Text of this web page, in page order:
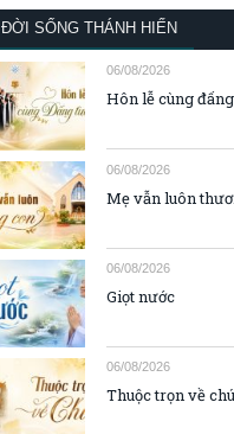
ĐỜI SỐNG THÁNH HIẾN
06/08/2026
Hôn lễ cùng
06/08/2026
Mẹ vẫn luôn
06/08/2026
Giọt nước
06/08/2026
Thuộc trọn về